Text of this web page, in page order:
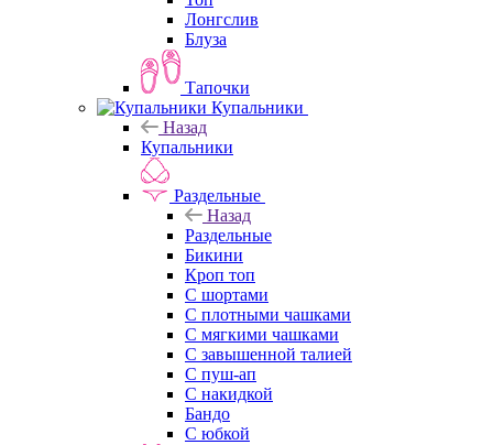
Лонгслив
Блуза
Тапочки
Купальники
Назад
Купальники
Раздельные
Назад
Раздельные
Бикини
Кроп топ
С шортами
С плотными чашками
С мягкими чашками
С завышенной талией
С пуш-ап
С накидкой
Бандо
С юбкой